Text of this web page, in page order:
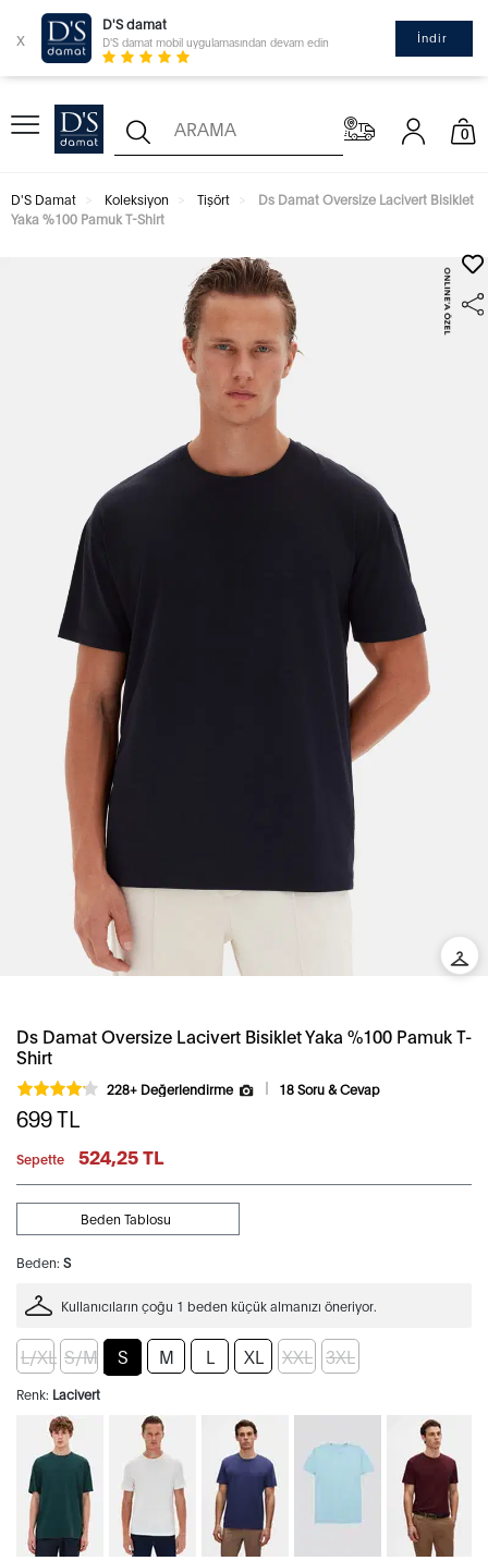
x
D'S damat
D'S damat mobil uygulamasından devam edin İndir
0
D'S Damat Koleksiyon Tişört
Ds Damat Oversize Lacivert Bisiklet
Yaka %100 Pamuk T-Shirt
Ds Damat Oversize Lacivert Bisiklet Yaka %100 Pamuk T-
Shirt
228+ Değerlendirme 18 Soru & Cevap
699TL
Sepette 524,25 TL
Beden: S
Beden Tablosu
Kullanıcıların çoğu 1 beden küçük almanızı öneriyor.
L/XL S/M S M L XL XXL 3XL
Renk: Lacivert